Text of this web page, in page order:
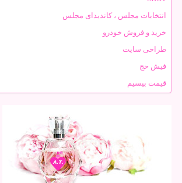
انتخابات مجلس ، کاندیدای مجلس
خرید و فروش خودرو
طراحی سایت
فیش حج
قیمت بیسیم